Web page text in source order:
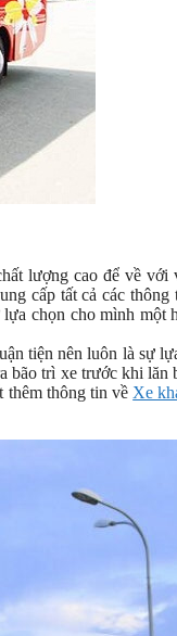
lượng cao để về
cấp tất cả các thông
chọn cho mình một
tiện nên luôn là sự
bão trì xe trước khi
thêm thông tin về Xe